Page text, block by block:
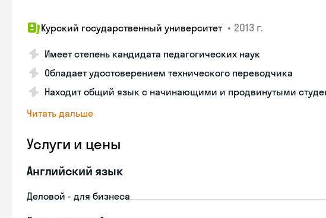
Курский государственный университет • 2013 г.
Имеет степень кандидата педагогических наук
Обладает удостоверением технического переводчика
Находит общий язык с начинающими и продвинутыми
Читать дальше
Услуги и цены
Английский язык
Деловой - для бизнеса